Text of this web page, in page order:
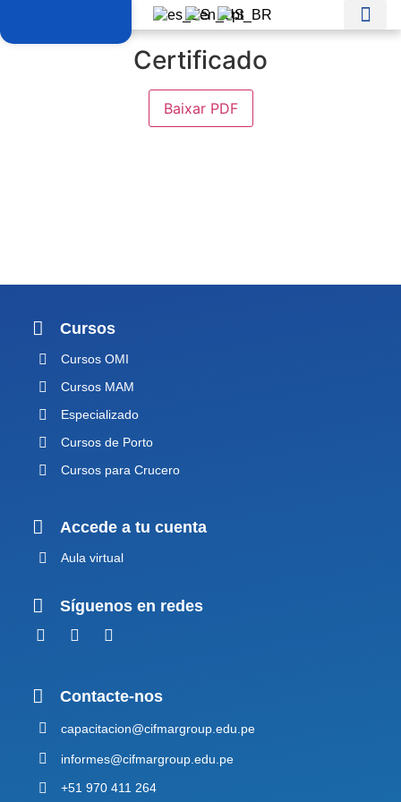
Certificado
Baixar PDF
Cursos
Cursos OMI
Cursos MAM
Especializado
Cursos de Porto
Cursos para Crucero
Accede a tu cuenta
Aula virtual
Síguenos en redes
Contacte-nos
capacitacion@cifmargroup.edu.pe
informes@cifmargroup.edu.pe
+51 970 411 264